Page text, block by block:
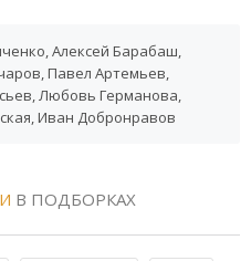
Алексей Барабаш,
Павел Артемьев,
Любовь Германова,
Иван Добронравов
В ПОДБОРКАХ